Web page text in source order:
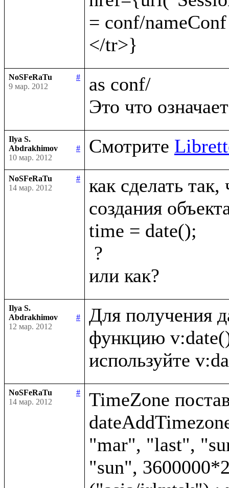
= conf/
NoSFeRaTu
#
9 мар. 2012
as conf/
Ilya S.
Abdrakhimov
#
10 мар. 2012
Смотрите
NoSFeRaTu
#
14 мар. 2012
как сделать
создания
time = date();
Ilya S.
Abdrakhimov
#
12 мар. 2012
Для получения
функцию
NoSFeRaTu
#
14 мар. 2012
TimeZone
"mar", "last",
"sun",